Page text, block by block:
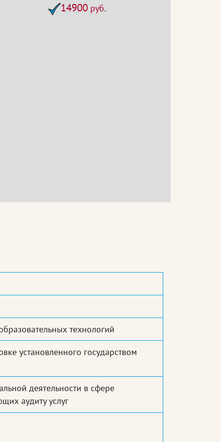
14900руб.
технологий
установленного государством
деятельности в сфере
аудиту услуг